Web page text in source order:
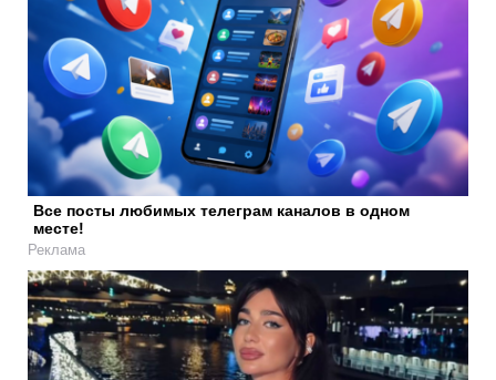
Все посты любимых телеграм каналов в одном
месте!
Реклама